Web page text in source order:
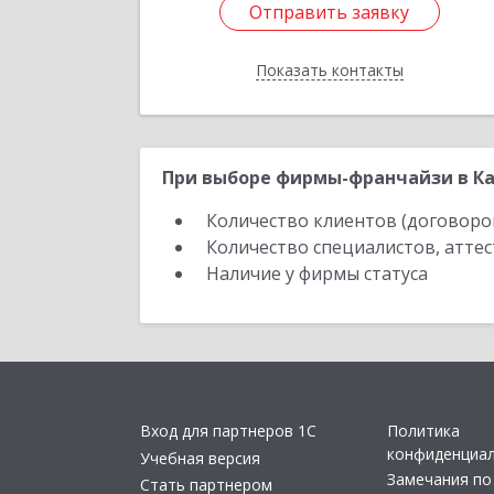
Отправить заявку
Показать контакты
Отправить заявку
Назад
При выборе фирмы-франчайзи в
Количество клиентов
Количество специалистов,
Наличие у фирмы статуса
Вход для партнеров 1С
Учебная версия
Стать партнером
Политика
Замечания по